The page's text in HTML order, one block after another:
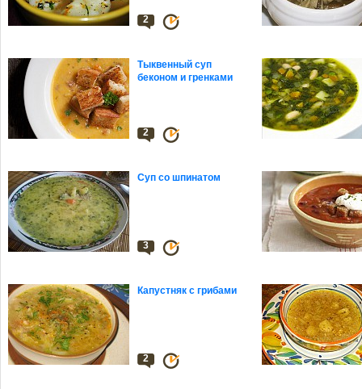
2
Тыквенный суп
беконом и гренками
2
Суп со шпинатом
3
Капустняк с грибами
2